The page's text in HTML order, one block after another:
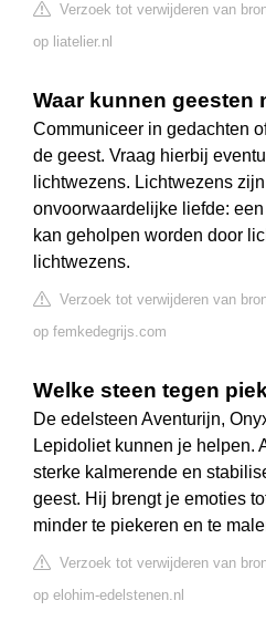
Verzoek tot verwijderen van
op liatelier.nl
Waar kunnen geesten
Communiceer in gedachten
de geest. Vraag hierbij
lichtwezens. Lichtwezens
onvoorwaardelijke liefde:
kan geholpen worden door
lichtwezens.
Verzoek tot verwijderen van
op femkedegrijs.com
Welke steen tegen
De edelsteen Aventurijn,
Lepidoliet kunnen je helpen.
sterke kalmerende en
geest. Hij brengt je emoties
minder te piekeren en te
Verzoek tot verwijderen van
op elohim-edelstenen.nl